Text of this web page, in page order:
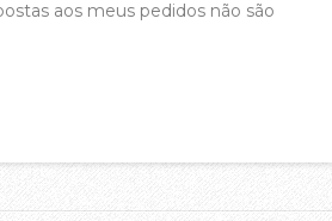
aos meus pedidos não são